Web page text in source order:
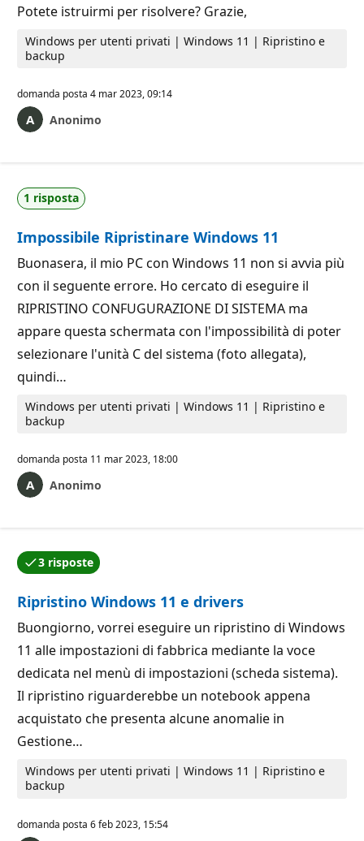
Potete istruirmi per risolvere? Grazie,
Windows per utenti privati | Windows 11 | Ripristino e
backup
domanda posta 4 mar 2023, 09:14
Anonimo
1 risposta
Impossibile Ripristinare Windows 11
Buonasera, il mio PC con Windows 11 non si avvia più
con il seguente errore. Ho cercato di eseguire il
RIPRISTINO CONFUGURAZIONE DI SISTEMA ma
appare questa schermata con l'impossibilità di poter
selezionare l'unità C del sistema (foto allegata),
quindi…
Windows per utenti privati | Windows 11 | Ripristino e
backup
domanda posta 11 mar 2023, 18:00
Anonimo
3 risposte
Una delle risposte è stata accettata dall'autore della
Ripristino Windows 11 e drivers
Buongiorno, vorrei eseguire un ripristino di Windows
11 alle impostazioni di fabbrica mediante la voce
dedicata nel menù di impostazioni (scheda sistema).
Il ripristino riguarderebbe un notebook appena
acquistato che presenta alcune anomalie in
Gestione…
Windows per utenti privati | Windows 11 | Ripristino e
backup
domanda posta 6 feb 2023, 15:54